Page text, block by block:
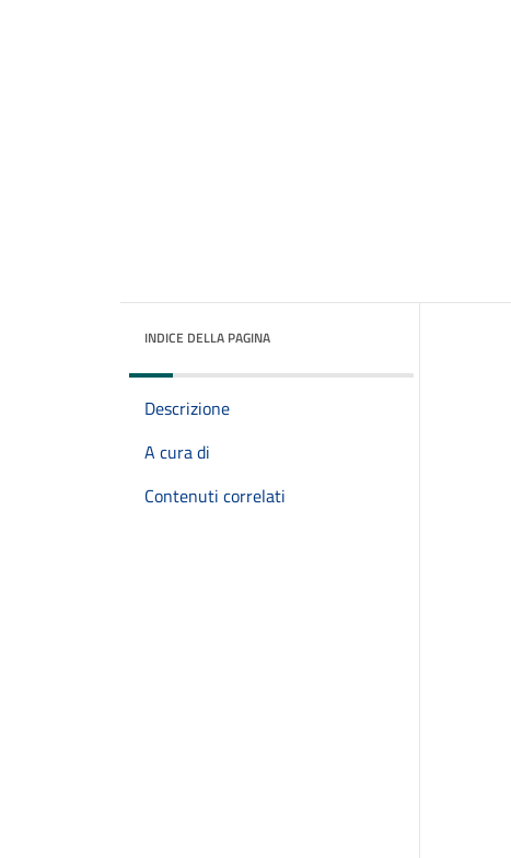
INDICE DELLA PAGINA
Descrizione
A cura di
Contenuti correlati